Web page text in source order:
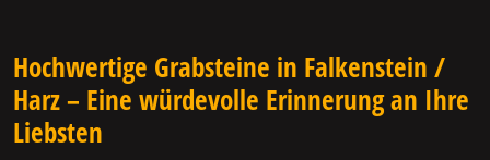
Hochwertige Grabsteine in Falkenstein /
Harz – Eine würdevolle Erinnerung an Ihre
Liebsten